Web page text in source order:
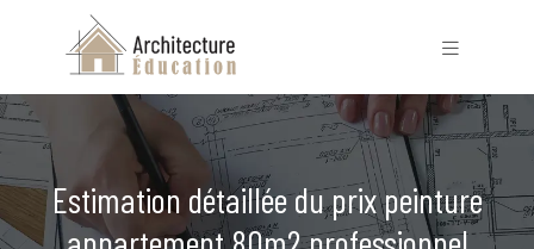
Estimation détaillée du prix peinture